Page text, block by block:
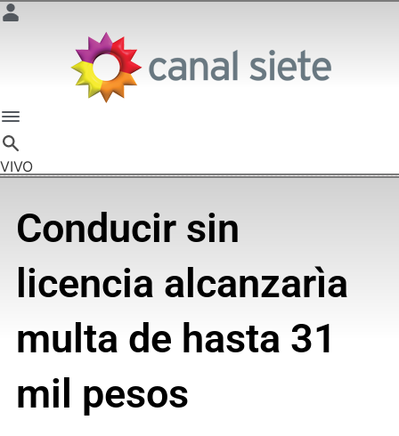
VIVO
Conducir sin
licencia alcanzarìa
multa de hasta 31
mil pesos